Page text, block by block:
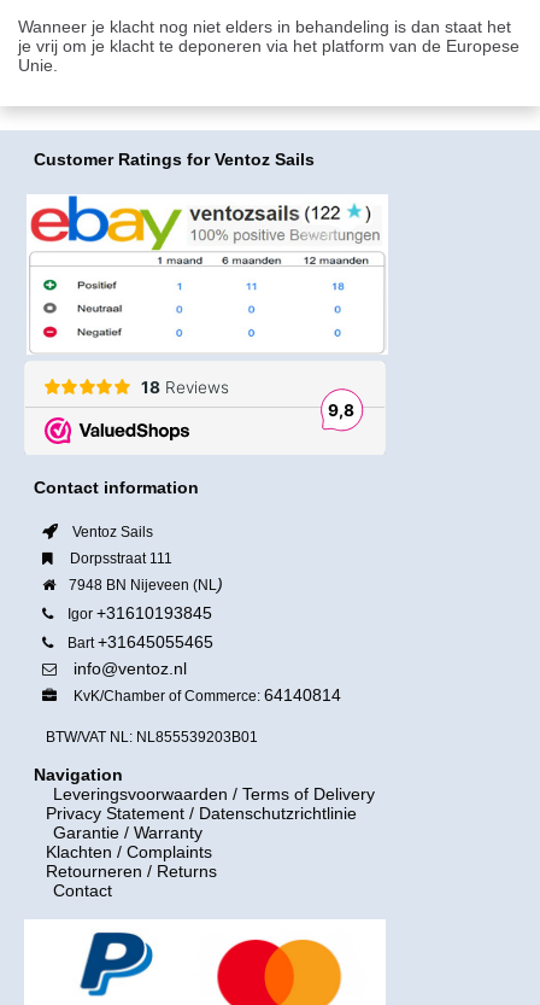
Wanneer je klacht nog niet elders in behandeling is dan staat het
je vrij om je klacht te deponeren via het platform van de Europese
Unie.
Customer Ratings for Ventoz Sails
Contact information
Ventoz Sails
Dorpsstraat 111
7948 BN Nijeveen (NL )
Igor +31610193845
Bart+31645055465
info@ventoz.nl
KvK/Chamber of Commerce: 64140814
BTW/VAT NL: NL855539203B01
Navigation
Leveringsvoorwaarden / Terms of Delivery
Privacy Statement / Datenschutzrichtlinie
Garantie / Warranty
Klachten / Complaints
Retourneren / Returns
Contact